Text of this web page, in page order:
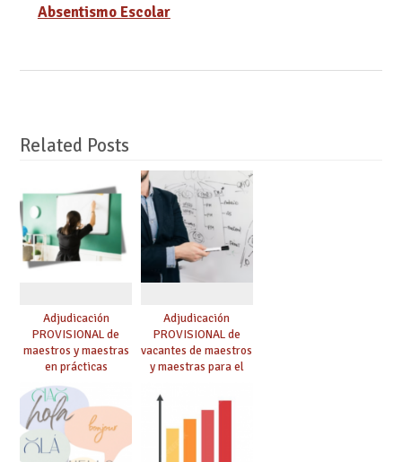
Absentismo Escolar
Related Posts
Adjudicación
PROVISIONAL de
maestros y maestras
en prácticas
Adjudicación
PROVISIONAL de
vacantes de maestros
y maestras para el